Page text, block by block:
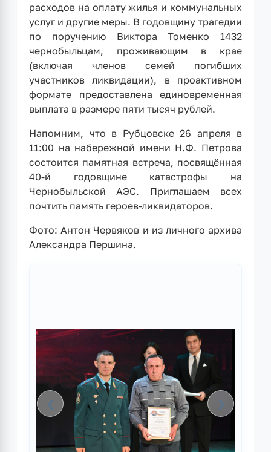
расходов на оплату жилья и коммунальных
услуг и другие меры. В годовщину трагедии
по поручению Виктора Томенко 1432
чернобыльцам, проживающим в крае
(включая членов семей погибших
участников ликвидации), в проактивном
формате предоставлена единовременная
выплата в размере пяти тысяч рублей.
Напомним, что в Рубцовске 26 апреля в
11:00 на набережной имени Н.Ф. Петрова
состоится памятная встреча, посвящённая
40-й годовщине катастрофы на
Чернобыльской АЭС. Приглашаем всех
почтить память героев-ликвидаторов.
Фото: Антон Червяков и из личного архива
Александра Першина.
❮ ❯